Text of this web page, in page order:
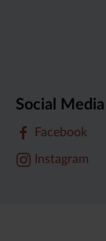
Social Media
Facebook
Instagram